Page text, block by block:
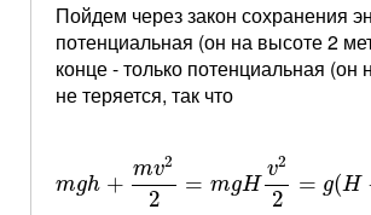
Пойдем через закон сохранения
потенциальная (он на высоте 2
конце - только потенциальная
не теряется, так что
mgh +
mv2
2
= mgH
v2
2
= g(H
m =m